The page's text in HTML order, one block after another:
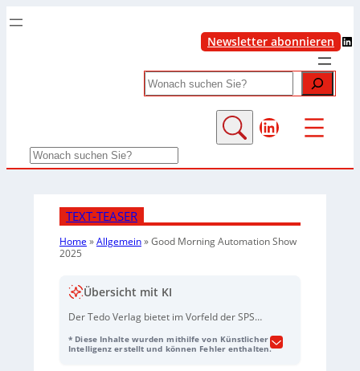
Newsletter abonnieren LinkedIn
Search
LinkedIn
Search
TEXT-TEASER
Home »Allgemein»Good Morning Automation Show
2025
Übersicht mit KI
Der Tedo Verlag bietet im Vorfeld der SPS
Einblicke in die Highlights verschiedener
* Diese Inhalte wurden mithilfe von Künstlicher
Intelligenz erstellt und können Fehler enthalten.